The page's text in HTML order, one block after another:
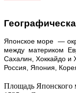
Японское море —
между материком
Сахалин, Хоккайдо
Россия, Япония,
Площадь Японского